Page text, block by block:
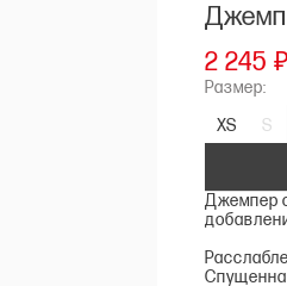
2 245
Размер:
XS
S
Джемпер